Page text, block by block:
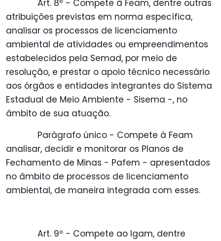
Art. 8º - Compete à Feam, dentre outras
atribuições previstas em norma específica,
analisar os processos de licenciamento
ambiental de atividades ou empreendimentos
estabelecidos pela Semad, por meio de
resolução, e prestar o apoio técnico necessário
aos órgãos e entidades integrantes do Sistema
Estadual de Meio Ambiente - Sisema -, no
âmbito de sua atuação.
Parágrafo único - Compete à Feam
analisar, decidir e monitorar os Planos de
Fechamento de Minas - Pafem - apresentados
no âmbito de processos de licenciamento
ambiental, de maneira integrada com esses.
Art. 9º - Compete ao Igam, dentre